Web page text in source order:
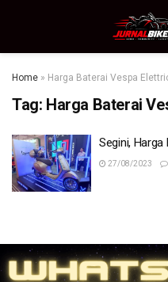
Home » Harga Baterai Vespa
Tag: Harga Baterai
Segini,
27/08/2023